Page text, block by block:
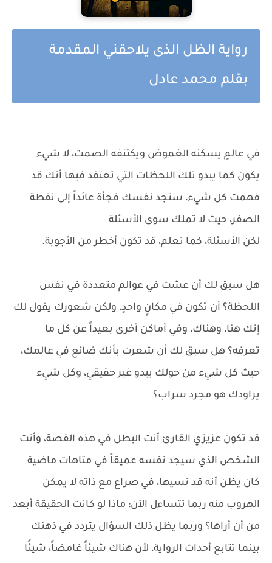
رواية الظل الذى يلاحقني المقدمة
بقلم محمد عادل
في عالمٍ يسكنه الغموض ويكتنفه الصمت، لا شيء
يكون كما يبدو تلك اللحظات التي تعتقد فيها أنك قد
فهمت كل شيء، ستجد نفسك فجأة عائداً إلى نقطة
الصفر، حيث لا تملك سوى الأسئلة
لكن الأسئلة، كما تعلم، قد تكون أخطر من الأجوبة.
هل سبق لك أن عشت في عوالم متعددة في نفس
اللحظة؟ أن تكون في مكانٍ واحدٍ، ولكن شعورك يقول لك
إنك هنا، وهناك، وفي أماكن أخرى بعيداً عن كل ما
تعرفه؟ هل سبق لك أن شعرت بأنك ضائع في عالمك،
حيث كل شيء من حولك يبدو غير حقيقي، وكل شيء
يراودك هو مجرد سراب؟
قد تكون عزيزي القارئ أنت البطل في هذه القصة، وأنت
الشخص الذي سيجد نفسه عميقاً في متاهات ماضية
كان يظن أنه قد نسيها، في صراع مع ذاته لا يمكن
الهروب منه ربما تتساءل الآن: ماذا لو كانت الحقيقة أبعد
من أن أراها؟ وربما يظل ذلك السؤال يتردد في ذهنك
بينما تتابع أحداث الرواية، لأن هناك شيئاً غامضاً، شيئًا